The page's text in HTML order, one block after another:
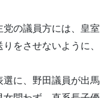
の議員方には、皇室
をさせないように、
に、野田議員が出馬